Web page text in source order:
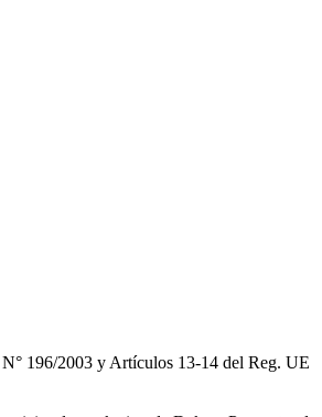
196/2003 y Artículos 13-14 del Reg. UE